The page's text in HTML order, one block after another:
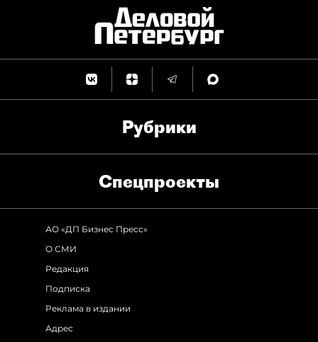
Рубрики
Спец­проекты
АО «ДП Бизнес Пресс»
О СМИ
Редакция
Подписка
Реклама в издании
Адрес